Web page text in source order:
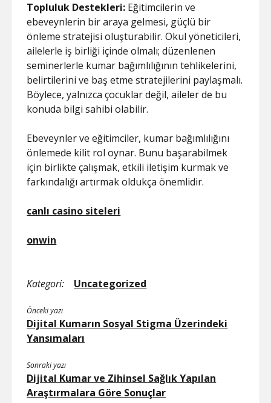
Topluluk Destekleri: Eğitimcilerin ve
ebeveynlerin bir araya gelmesi, güçlü bir
önleme stratejisi oluşturabilir. Okul yöneticileri,
ailelerle iş birliği içinde olmalı; düzenlenen
seminerlerle kumar bağımlılığının tehlikelerini,
belirtilerini ve baş etme stratejilerini paylaşmalı.
Böylece, yalnızca çocuklar değil, aileler de bu
konuda bilgi sahibi olabilir.
Ebeveynler ve eğitimciler, kumar bağımlılığını
önlemede kilit rol oynar. Bunu başarabilmek
için birlikte çalışmak, etkili iletişim kurmak ve
farkındalığı artırmak oldukça önemlidir.
canlı casino siteleri
onwin
Kategori: Uncategorized
Önceki yazı
Dijital Kumarın Sosyal Stigma Üzerindeki
Yansımaları
Sonraki yazı
Dijital Kumar ve Zihinsel Sağlık Yapılan
Araştırmalara Göre Sonuçlar